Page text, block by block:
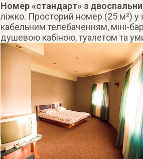
Номер «стандарт» з
ліжко. Просторий номер (25 м²) у
кабельним телебаченням, міні-
душевою кабіною, туалетом та